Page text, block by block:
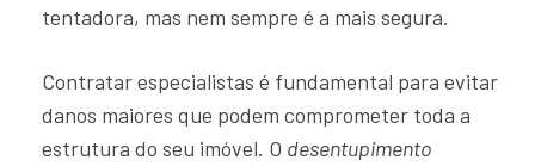
tentadora, mas nem sempre é a mais segura.
Contratar especialistas é fundamental para evitar
danos maiores que podem comprometer toda a
estrutura do seu imóvel. O desentupimento